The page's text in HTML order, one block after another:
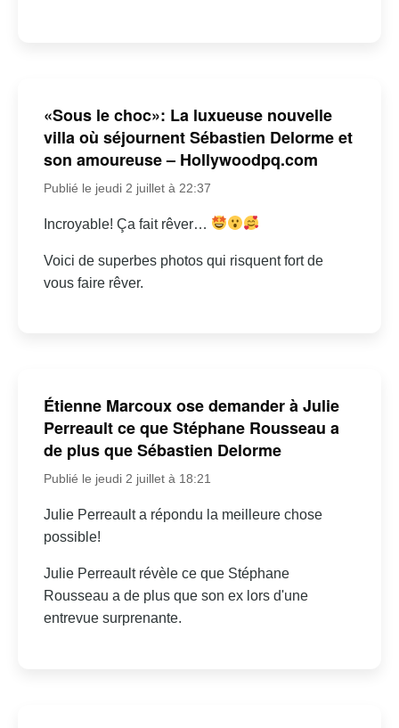
«Sous le choc»: La luxueuse nouvelle
villa où séjournent Sébastien Delorme et
son amoureuse – Hollywoodpq.com
Publié le jeudi 2 juillet à 22:37
Incroyable! Ça fait rêver…
Voici de superbes photos qui risquent fort de
vous faire rêver.
Étienne Marcoux ose demander à Julie
Perreault ce que Stéphane Rousseau a
de plus que Sébastien Delorme
Publié le jeudi 2 juillet à 18:21
Julie Perreault a répondu la meilleure chose
possible!
Julie Perreault révèle ce que Stéphane
Rousseau a de plus que son ex lors d'une
entrevue surprenante.